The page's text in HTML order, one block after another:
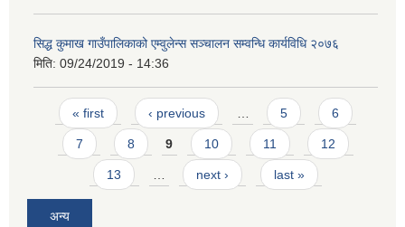
सिद्ध कुमाख गाउँपालिकाको एम्वुलेन्स सञ्चालन सम्वन्धि कार्यविधि २०७६
मिति: 09/24/2019 - 14:36
Pages
« first ‹ previous 5 6
7 8 9 10 11 12
13 next › last »
अन्य